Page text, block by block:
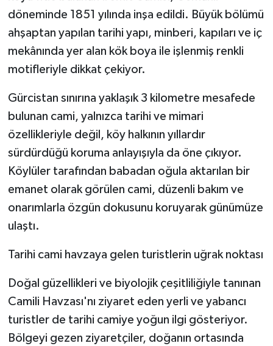
döneminde 1851 yılında inşa edildi. Büyük bölümü
ahşaptan yapılan tarihi yapı, minberi, kapıları ve iç
mekânında yer alan kök boya ile işlenmiş renkli
motifleriyle dikkat çekiyor.
Gürcistan sınırına yaklaşık 3 kilometre mesafede
bulunan cami, yalnızca tarihi ve mimari
özellikleriyle değil, köy halkının yıllardır
sürdürdüğü koruma anlayışıyla da öne çıkıyor.
Köylüler tarafından babadan oğula aktarılan bir
emanet olarak görülen cami, düzenli bakım ve
onarımlarla özgün dokusunu koruyarak günümüze
ulaştı.
Tarihi cami havzaya gelen turistlerin uğrak noktası
Doğal güzellikleri ve biyolojik çeşitliliğiyle tanınan
Camili Havzası'nı ziyaret eden yerli ve yabancı
turistler de tarihi camiye yoğun ilgi gösteriyor.
Bölgeyi gezen ziyaretçiler, doğanın ortasında